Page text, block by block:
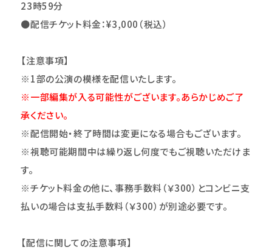
23時59分
●配信チケット料金：¥3,000（税込）
【注意事項】
※1部の公演の模様を配信いたします。
※一部編集が入る可能性がございます。あらかじめご了
承ください。
※配信開始・終了時間は変更になる場合もございます。
※視聴可能期間中は繰り返し何度でもご視聴いただけま
す。
※チケット料金の他に、事務手数料（￥300）とコンビニ支
払いの場合は支払手数料（￥300）が別途必要です。
【配信に関しての注意事項】